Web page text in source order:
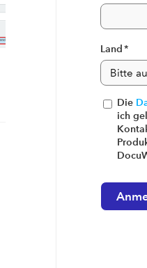
Land *
Die
ich